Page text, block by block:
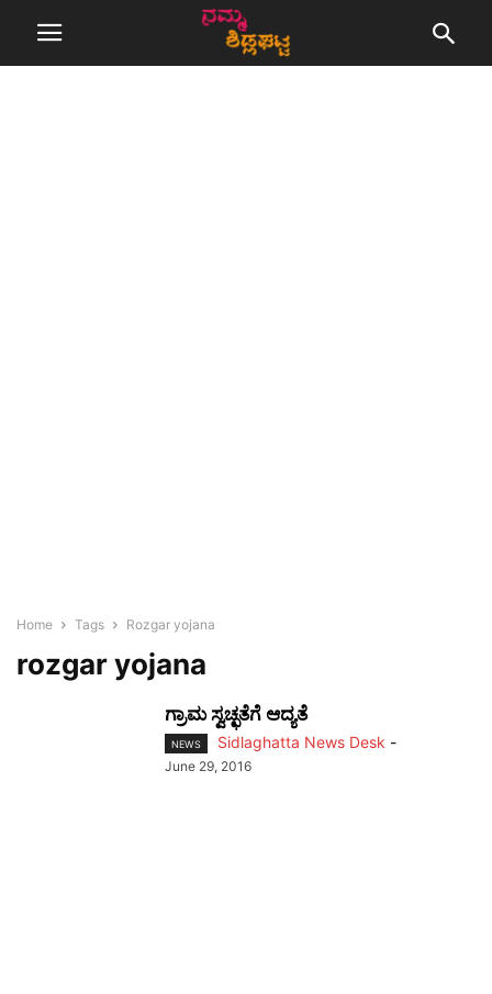
Home Tags Rozgar yojana
rozgar yojana
ಗ್ರಾಮ ಸ್ವಚ್ಛತೆಗೆ ಆದ್ಯತೆ
NEWS Sidlaghatta News Desk -
June 29, 2016